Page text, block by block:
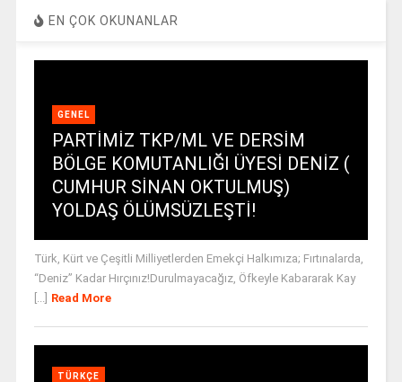
EN ÇOK OKUNANLAR
GENEL
PARTİMİZ TKP/ML VE DERSİM
BÖLGE KOMUTANLIĞI ÜYESİ DENİZ (
CUMHUR SİNAN OKTULMUŞ)
YOLDAŞ ÖLÜMSÜZLEŞTİ!
Türk, Kürt ve Çeşitli Milliyetlerden Emekçi Halkımıza; Fırtınalarda,
“Deniz” Kadar Hırçınız!Durulmayacağız, Öfkeyle Kabararak Kay
Read More
TÜRKÇE